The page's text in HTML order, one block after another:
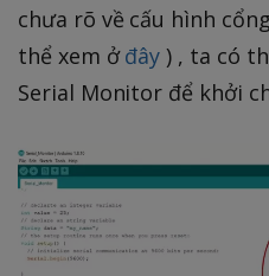
chưa rõ về cấu hình
thể xem ởđây ) , ta có
Serial Monitor để khởi